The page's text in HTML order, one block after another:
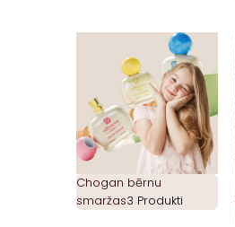
Chogan bērnu
smaržas3 Produkti